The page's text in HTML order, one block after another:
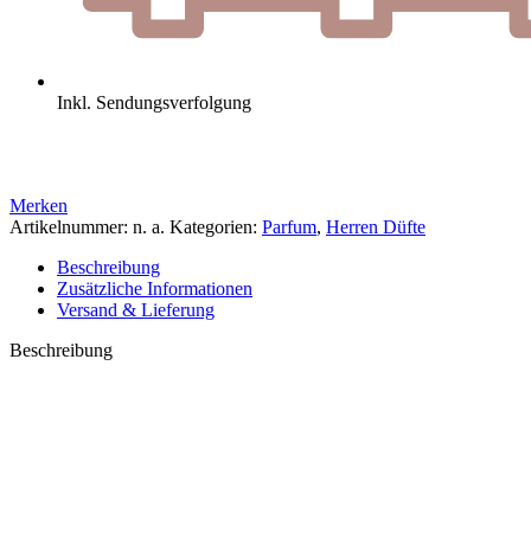
Inkl. Sendungsverfolgung
Merken
Artikelnummer: n. a. Kategorien: Parfum, Herren Düfte
Beschreibung
Zusätzliche Informationen
Versand & Lieferung
Beschreibung